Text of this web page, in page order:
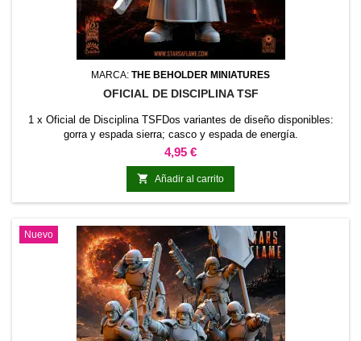
MARCA: THE BEHOLDER MINIATURES
OFICIAL DE DISCIPLINA TSF
1 x Oficial de Disciplina TSFDos variantes de diseño disponibles:
gorra y espada sierra; casco y espada de energía.
Precio
4,95 €
 Añadir al carrito
Nuevo